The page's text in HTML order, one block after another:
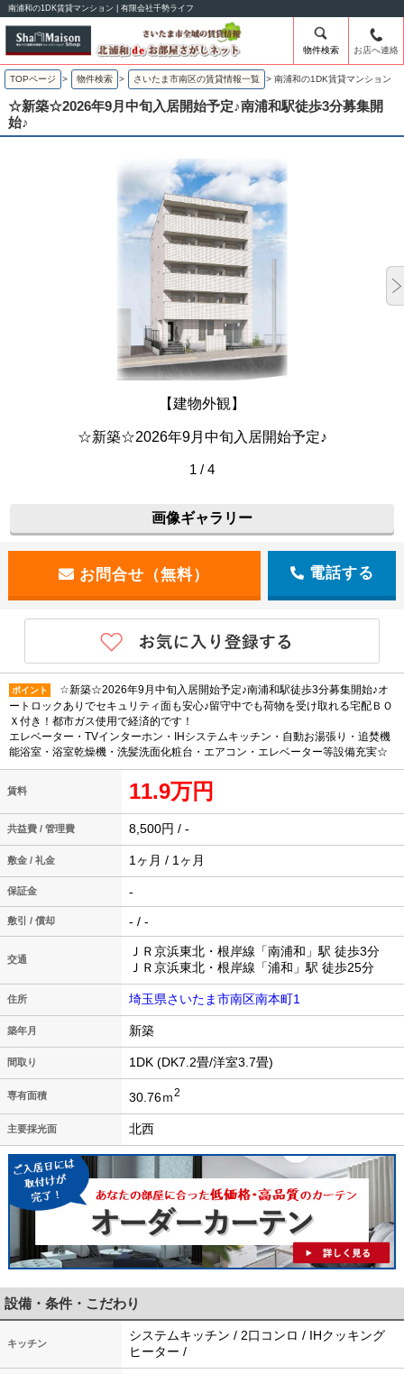
南浦和の1DK賃貸マンション | 有限会社千勢ライフ
物件検索 お店へ連絡
TOPページ > 物件検索 > さいたま市南区の賃貸情報一覧 > 南浦和の1DK賃貸マンション
☆新築☆2026年9月中旬入居開始予定♪南浦和駅徒歩3分募集開
始♪
【建物外観】
☆新築☆2026年9月中旬入居開始予定♪
1 / 4
画像ギャラリー
電話する
ポイント
☆新築☆2026年9月中旬入居開始予定♪南浦和駅徒歩3分募集開始♪オ
ートロックありでセキュリティ面も安心♪留守中でも荷物を受け取れる宅配ＢＯ
Ｘ付き！都市ガス使用で経済的です！
エレベーター・TVインターホン・IHシステムキッチン・自動お湯張り・追焚機
能浴室・浴室乾燥機・洗髪洗面化粧台・エアコン・エレベーター等設備充実☆
賃料 11.9万円
共益費 / 管理費 8,500円 / -
敷金 / 礼金 1ヶ月 / 1ヶ月
保証金 -
敷引 / 償却 - / -
交通
ＪＲ京浜東北・根岸線「南浦和」駅 徒歩3分
ＪＲ京浜東北・根岸線「浦和」駅 徒歩25分
住所 埼玉県さいたま市南区南本町1
築年月 新築
間取り 1DK (DK7.2畳/洋室3.7畳)
専有面積 30.76ｍ2
主要採光面 北西
設備・条件・こだわり
キッチン
システムキッチン / 2口コンロ / IHクッキング
ヒーター /